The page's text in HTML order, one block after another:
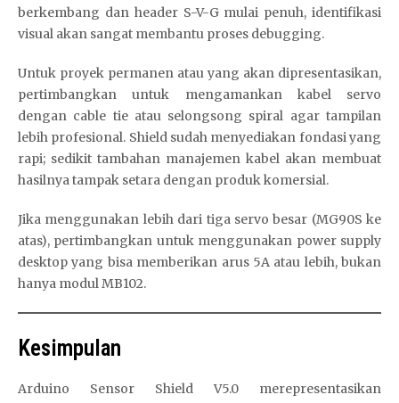
berkembang dan header S-V-G mulai penuh, identifikasi
visual akan sangat membantu proses debugging.
Untuk proyek permanen atau yang akan dipresentasikan,
pertimbangkan untuk mengamankan kabel servo
dengan cable tie atau selongsong spiral agar tampilan
lebih profesional. Shield sudah menyediakan fondasi yang
rapi; sedikit tambahan manajemen kabel akan membuat
hasilnya tampak setara dengan produk komersial.
Jika menggunakan lebih dari tiga servo besar (MG90S ke
atas), pertimbangkan untuk menggunakan power supply
desktop yang bisa memberikan arus 5A atau lebih, bukan
hanya modul MB102.
Kesimpulan
Arduino Sensor Shield V5.0 merepresentasikan